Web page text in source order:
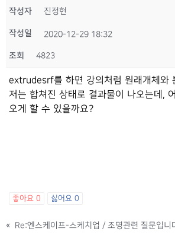
작성자 진정현
작성일 2020-12-29 18:32
조회 4823
extrudesrf를 하면 강의처럼 원래개체와
저는 합쳐진 상태로 결과물이 나오는데,
오게 할 수 있을까요?
좋아요 0 싫어요 0
« Re:엔스케이프-스케치업 / 조명관련 질문입니